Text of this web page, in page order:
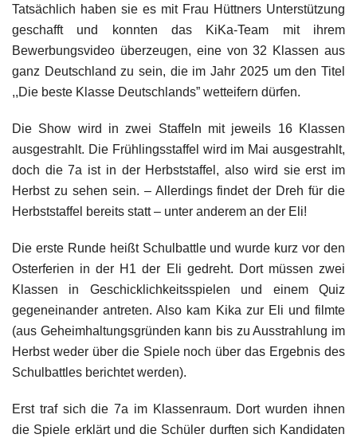
Tatsächlich haben sie es mit Frau Hüttners Unterstützung
geschafft und konnten das KiKa-Team mit ihrem
Bewerbungsvideo überzeugen, eine von 32 Klassen aus
ganz Deutschland zu sein, die im Jahr 2025 um den Titel
,,Die beste Klasse Deutschlands” wetteifern dürfen.
Die Show wird in zwei Staffeln mit jeweils 16 Klassen
ausgestrahlt. Die Frühlingsstaffel wird im Mai ausgestrahlt,
doch die 7a ist in der Herbststaffel, also wird sie erst im
Herbst zu sehen sein. – Allerdings findet der Dreh für die
Herbststaffel bereits statt – unter anderem an der Eli!
Die erste Runde heißt Schulbattle und wurde kurz vor den
Osterferien in der H1 der Eli gedreht. Dort müssen zwei
Klassen in Geschicklichkeitsspielen und einem Quiz
gegeneinander antreten. Also kam Kika zur Eli und filmte
(aus Geheimhaltungsgründen kann bis zu Ausstrahlung im
Herbst weder über die Spiele noch über das Ergebnis des
Schulbattles berichtet werden).
Erst traf sich die 7a im Klassenraum. Dort wurden ihnen
die Spiele erklärt und die Schüler durften sich Kandidaten